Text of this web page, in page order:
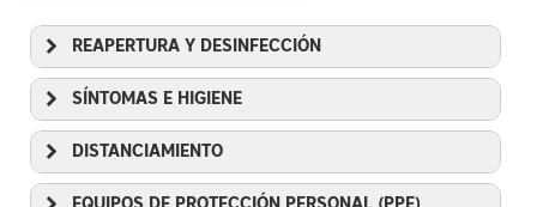
REAPERTURA Y DESINFECCIÓN
SÍNTOMAS E HIGIENE
DISTANCIAMIENTO